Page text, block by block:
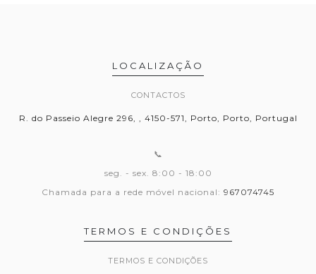
LOCALIZAÇÃO
CONTACTOS
R. do Passeio Alegre 296, , 4150-571, Porto, Porto, Portugal
📞
seg. - sex. 8:00 - 18:00
Chamada para a rede móvel nacional: 967074745
TERMOS E CONDIÇÕES
TERMOS E CONDIÇÕES